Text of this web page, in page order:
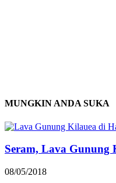
MUNGKIN ANDA SUKA
Seram, Lava Gunung
08/05/2018